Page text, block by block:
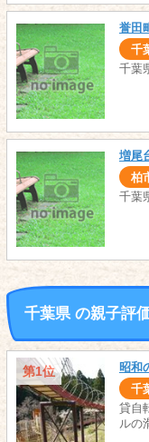
誉田
千
千葉
増尾
柏
千葉
千葉県 の親子評
第1位 昭和
千
貸自
ルの